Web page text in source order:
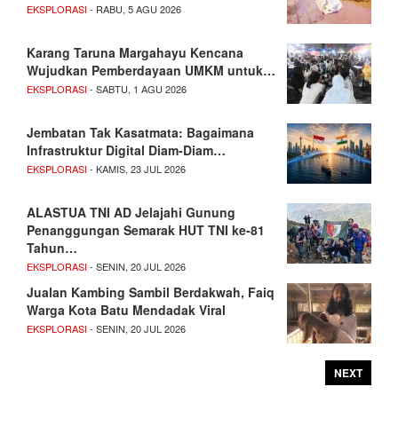
EKSPLORASI- RABU, 5 AGU 2026
Karang Taruna Margahayu Kencana
Wujudkan Pemberdayaan UMKM untuk…
EKSPLORASI- SABTU, 1 AGU 2026
Jembatan Tak Kasatmata: Bagaimana
Infrastruktur Digital Diam-Diam…
EKSPLORASI- KAMIS, 23 JUL 2026
ALASTUA TNI AD Jelajahi Gunung
Penanggungan Semarak HUT TNI ke-81
Tahun…
EKSPLORASI- SENIN, 20 JUL 2026
Jualan Kambing Sambil Berdakwah, Faiq
Warga Kota Batu Mendadak Viral
EKSPLORASI- SENIN, 20 JUL 2026
NEXT